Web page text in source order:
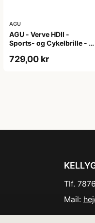
AGU
AGU - Verve HDII -
Sports- og Cykelbrille - 3
729,00 kr
Tlf.
Mail: